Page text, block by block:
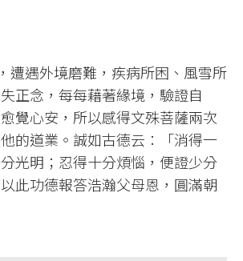
外境磨難，疾病所困、風雪所
正念，每每藉著緣境，驗證自
覺心安，所以感得文殊菩薩兩次
的道業。誠如古德云：「消得一
光明；忍得十分煩惱，便證少分
此功德報答浩瀚父母恩，圓滿朝